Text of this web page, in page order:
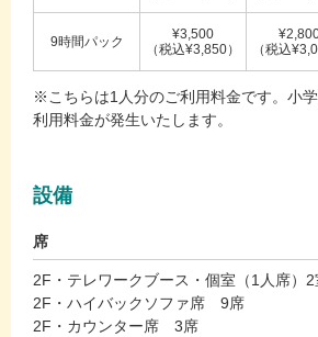
9時間パック
¥3,500
（税込¥3,850）
（税込
※こちらは1人分のご利用料金です。小
利用料金が発生いたします。
設備
席
2F・テレワークブース・個室（1人席）2
2F・ハイバックソファ席 9席
2F・カウンター席 3席